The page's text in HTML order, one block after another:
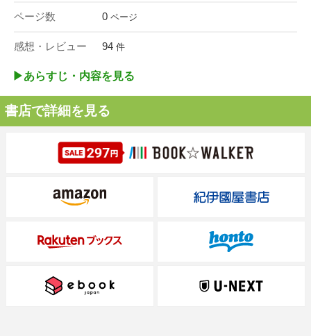
ページ数 0 ページ
感想・レビュー 94 件
▶︎あらすじ・内容を見る
書店で詳細を見る